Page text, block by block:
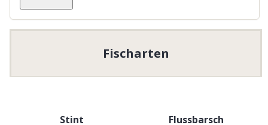
Fischarten
Stint Flussbarsch